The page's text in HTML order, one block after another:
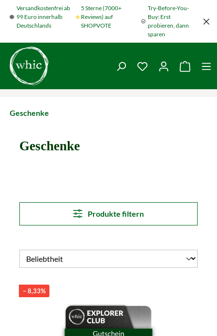
Zum Hauptinhalt springen
Versandkostenfrei ab
99 Euro innerhalb
Deutschlands
5 Sterne (7000+
Reviews) auf
SHOPVOTE
Try-Before-You-
Buy: Erst
probieren, dann
sparen
Du hast 0
Geschenke
Geschenke
Produkte filtern
– 8,33%